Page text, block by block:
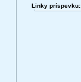
Linky príspevku: